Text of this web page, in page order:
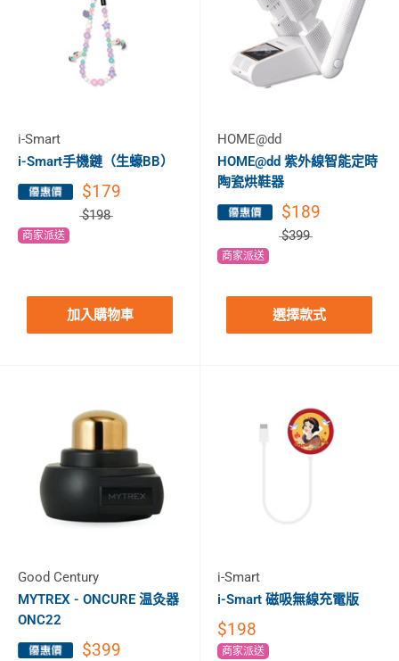
i-Smart
i-Smart手機鏈（生蠔BB）
$179
$198
商家派送
加入購物車
HOME@dd
HOME@dd 紫外線智能定時
陶瓷烘鞋器
$189
$399
商家派送
選擇款式
Good Century
MYTREX - ONCURE 温灸器
ONC22
$399
i-Smart
i-Smart 磁吸無線充電版
$198
商家派送